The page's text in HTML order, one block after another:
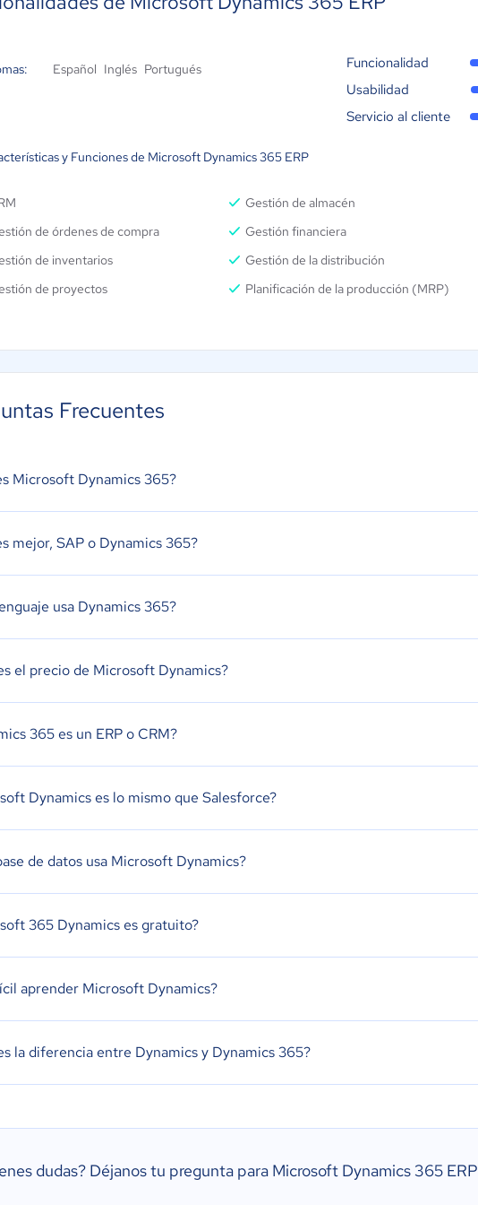
Administración de almacén
Español Inglés Portugués Funcionalidad
Usabilidad
Servicio al cliente
y Funciones de Microsoft Dynamics 365 ERP
Gestión de almacén
de órdenes de compra
Gestión financiera
de inventarios
Gestión de la distribución
de proyectos
Planificación de la producción (MRP)
Frecuentes
Microsoft Dynamics 365?
mejor, SAP o Dynamics 365?
usa Dynamics 365?
el precio de Microsoft Dynamics?
365 es un ERP o CRM?
Dynamics es lo mismo que Salesforce?
de datos usa Microsoft Dynamics?
365 Dynamics es gratuito?
aprender Microsoft Dynamics?
la diferencia entre Dynamics y Dynamics 365?
dudas? Déjanos tu pregunta para Microsoft Dynamics 365 ERP